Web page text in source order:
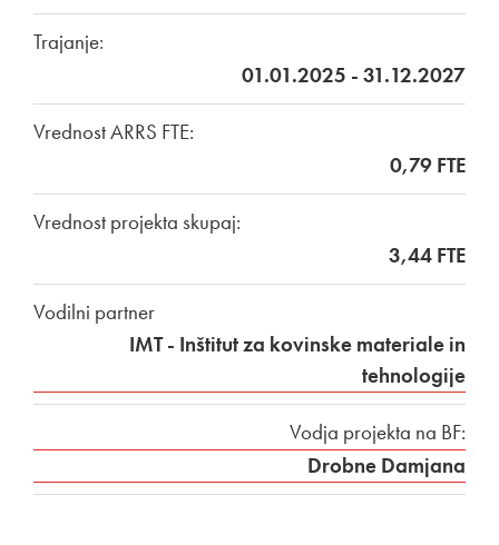
Trajanje:
01.01.2025 - 31.12.2027
Vrednost ARRS FTE:
0,79 FTE
Vrednost projekta skupaj:
3,44 FTE
Vodilni partner
IMT - Inštitut za kovinske materiale in
tehnologije
Vodja projekta na BF:
Drobne Damjana